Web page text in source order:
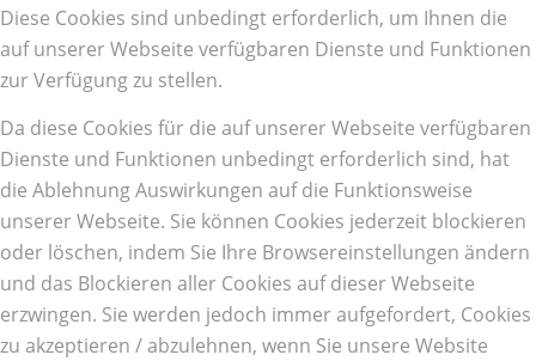
Diese Cookies sind unbedingt erforderlich, um Ihnen die
auf unserer Webseite verfügbaren Dienste und Funktionen
zur Verfügung zu stellen.
Da diese Cookies für die auf unserer Webseite verfügbaren
Dienste und Funktionen unbedingt erforderlich sind, hat
die Ablehnung Auswirkungen auf die Funktionsweise
unserer Webseite. Sie können Cookies jederzeit blockieren
oder löschen, indem Sie Ihre Browsereinstellungen ändern
und das Blockieren aller Cookies auf dieser Webseite
erzwingen. Sie werden jedoch immer aufgefordert, Cookies
zu akzeptieren / abzulehnen, wenn Sie unsere Website